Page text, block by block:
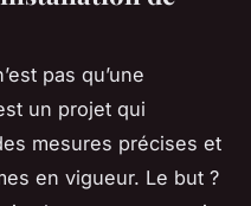
pas qu’une
un projet qui
mesures précises et
en vigueur. Le but ?